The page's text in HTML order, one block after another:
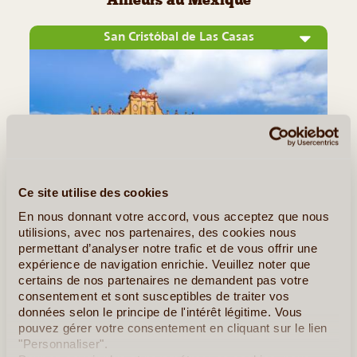
Ce site utilise des cookies
En nous donnant votre accord, vous acceptez que nous
utilisions, avec nos partenaires, des cookies nous
permettant d’analyser notre trafic et de vous offrir une
expérience de navigation enrichie. Veuillez noter que
certains de nos partenaires ne demandent pas votre
consentement et sont susceptibles de traiter vos
données selon le principe de l'intérêt légitime. Vous
pouvez gérer votre consentement en cliquant sur le lien
"Personnaliser".
San Cristóbal de Las Casas
©
C'est nichée au coeur d'une vaste vallée fertile que la plus
ancienne ville de l'État du Chiapas arbore de splendides
vestiges de l'époque coloniale. San Cristóbal de Las Casas
fait partie des plus belles villes du Mexique. Elle tire son
nom de (...)